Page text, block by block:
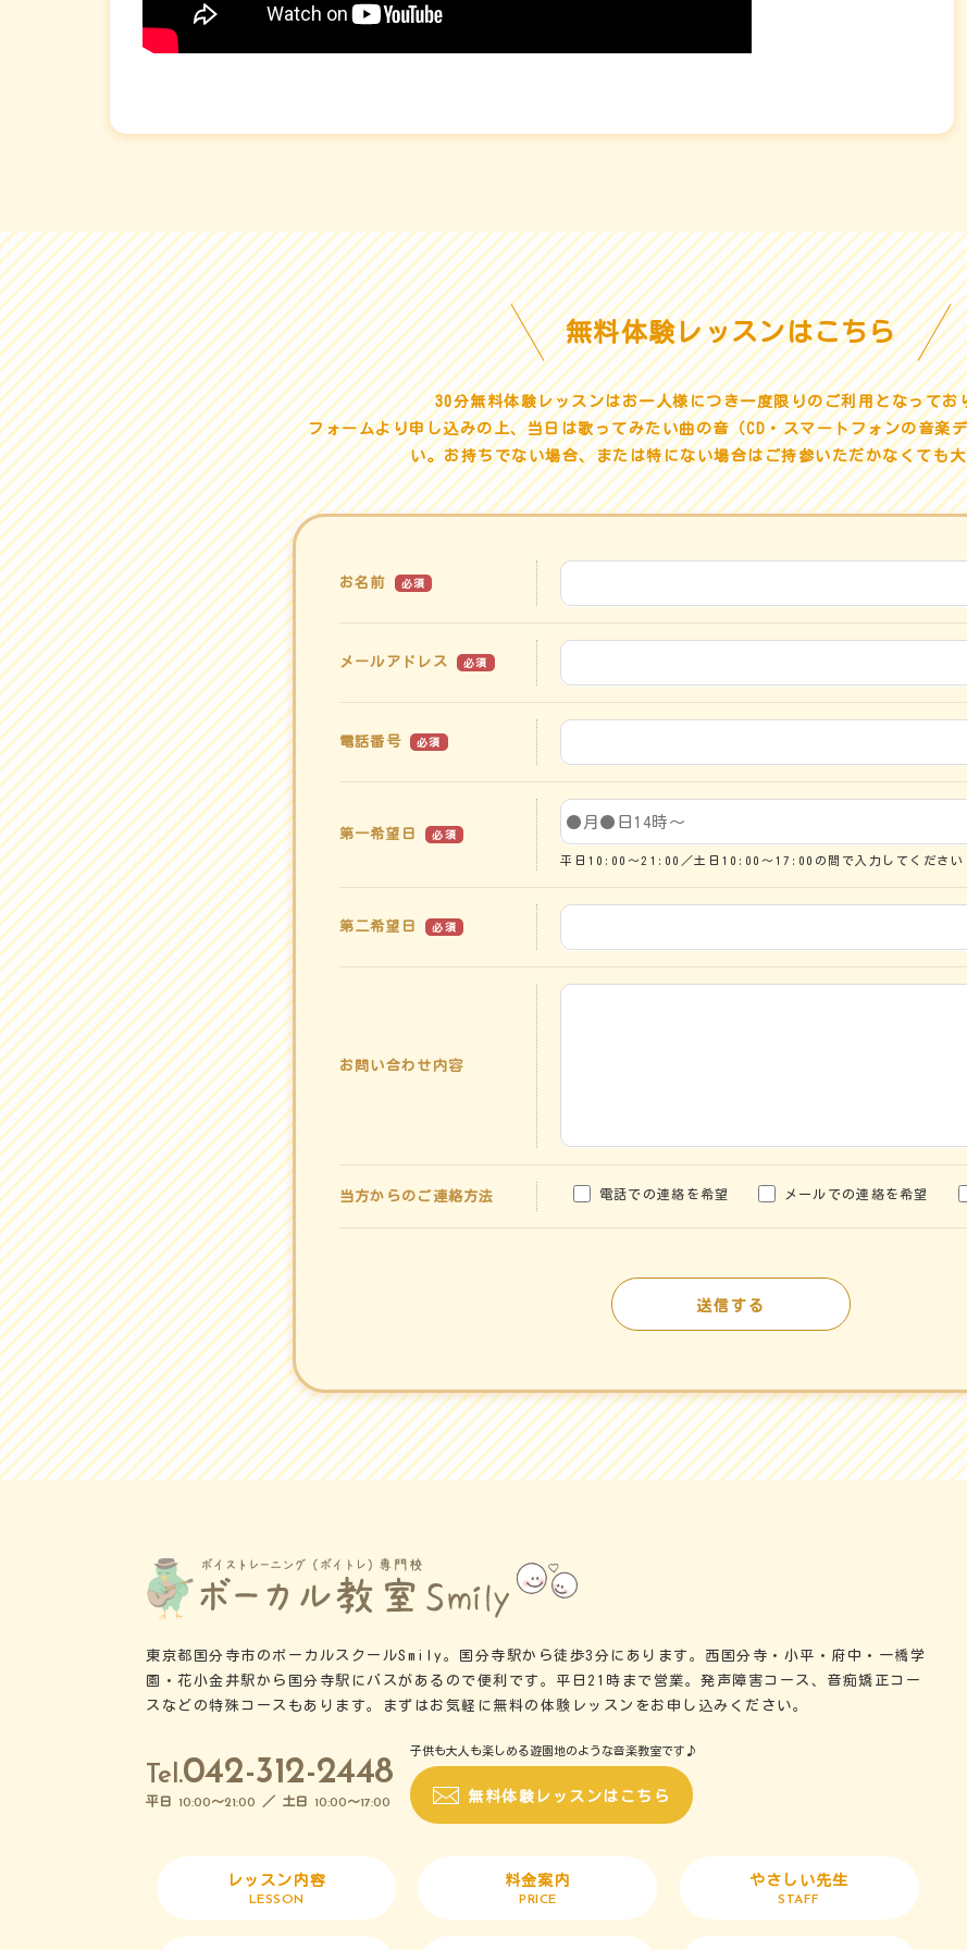
無料体験レッスンはこちら
30分無料体験レッスンはお一人様につき一度限りのご利用となってお
フォームより申し込みの上、当日は歌ってみたい曲の音（CD・スマートフォンの音楽
い。お持ちでない場合、または特にない場合はご持参いただかなくても
お名前 必須
メールアドレス 必須
電話番号 必須
第一希望日 必須
平日10:00～21:00／土日10:00～17:00の間で入力してください
第二希望日 必須
お問い合わせ内容
当方からのご連絡方法 電話での連絡を希望 メールでの連絡を希望
東京都国分寺市のボーカルスクールSmily。国分寺駅から徒歩3分にあります。西国分寺・小平・府中・一橋学
園・花小金井駅から国分寺駅にバスがあるので便利です。平日21時まで営業。発声障害コース、音痴矯正コー
スなどの特殊コースもあります。まずはお気軽に無料の体験レッスンをお申し込みください。
Tel.042-312-2448
平日 10:00～21:00 ／ 土日 10:00～17:00
子供も大人も楽しめる遊園地のような音楽教室です♪
無料体験レッスンはこちら
レッスン内容
LESSON
料金案内
PRICE
やさしい先生
STAFF